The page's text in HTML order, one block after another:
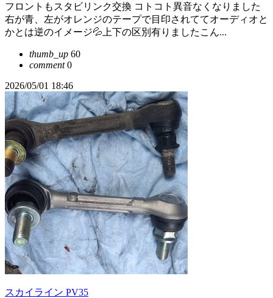
フロントもスタビリンク交換 コトコト異音なくなりました
右が青、左がオレンジのテープで目印されててオーディオと
かとは逆のイメージ💦上下の区別有りましたこん...
thumb_up 60
comment0
2026/05/01 18:46
スカイライン PV35